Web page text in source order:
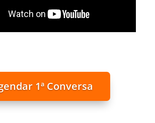
1ª Conversa